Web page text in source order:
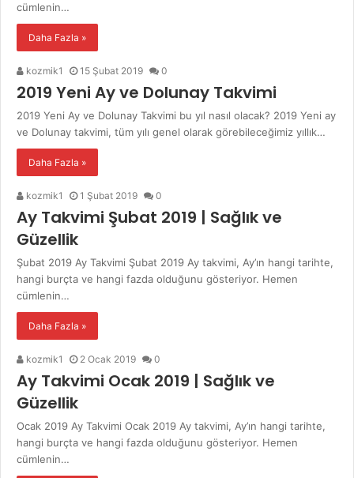
cümlenin…
Daha Fazla »
kozmik1 15 Şubat 2019 0
2019 Yeni Ay ve Dolunay Takvimi
2019 Yeni Ay ve Dolunay Takvimi bu yıl nasıl olacak? 2019 Yeni ay
ve Dolunay takvimi, tüm yılı genel olarak görebileceğimiz yıllık…
Daha Fazla »
kozmik1 1 Şubat 2019 0
Ay Takvimi Şubat 2019 | Sağlık ve
Güzellik
Şubat 2019 Ay Takvimi Şubat 2019 Ay takvimi, Ay’ın hangi tarihte,
hangi burçta ve hangi fazda olduğunu gösteriyor. Hemen
cümlenin…
Daha Fazla »
kozmik1 2 Ocak 2019 0
Ay Takvimi Ocak 2019 | Sağlık ve
Güzellik
Ocak 2019 Ay Takvimi Ocak 2019 Ay takvimi, Ay’ın hangi tarihte,
hangi burçta ve hangi fazda olduğunu gösteriyor. Hemen
cümlenin…